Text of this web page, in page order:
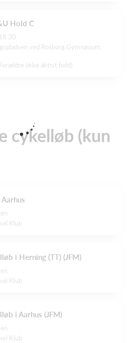
Hold C
ved Rosborg Gymnasium,
(ikke aktivt hold)
cykelløb (kun
Klub
i Herning (TT) (JFM)
Klub
i Aarhus (JFM)
Klub